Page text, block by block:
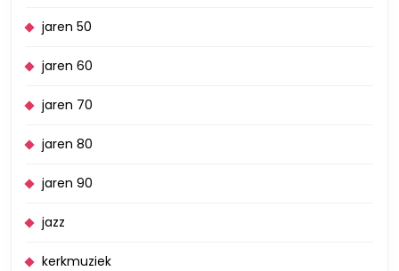
jaren 50
jaren 60
jaren 70
jaren 80
jaren 90
jazz
kerkmuziek